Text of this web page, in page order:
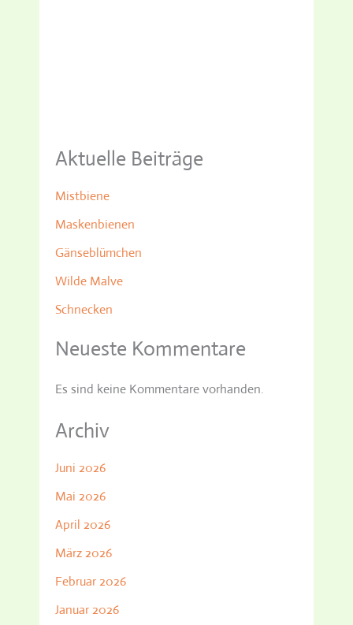
Aktuelle Beiträge
Mistbiene
Maskenbienen
Gänseblümchen
Wilde Malve
Schnecken
Neueste Kommentare
Es sind keine Kommentare vorhanden.
Archiv
Juni 2026
Mai 2026
April 2026
März 2026
Februar 2026
Januar 2026